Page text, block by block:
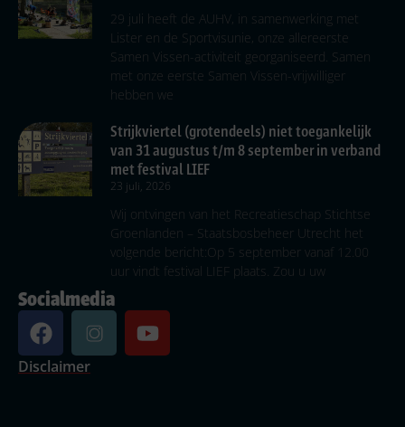
29 juli heeft de AUHV, in samenwerking met
Lister en de Sportvisunie, onze allereerste
Samen Vissen-activiteit georganiseerd. Samen
met onze eerste Samen Vissen-vrijwilliger
hebben we
Strijkviertel (grotendeels) niet toegankelijk
van 31 augustus t/m 8 september in verband
met festival LIEF
23 juli, 2026
Wij ontvingen van het Recreatieschap Stichtse
Groenlanden – Staatsbosbeheer Utrecht het
volgende bericht:Op 5 september vanaf 12.00
uur vindt festival LIEF plaats. Zou u uw
Socialmedia
Disclaimer